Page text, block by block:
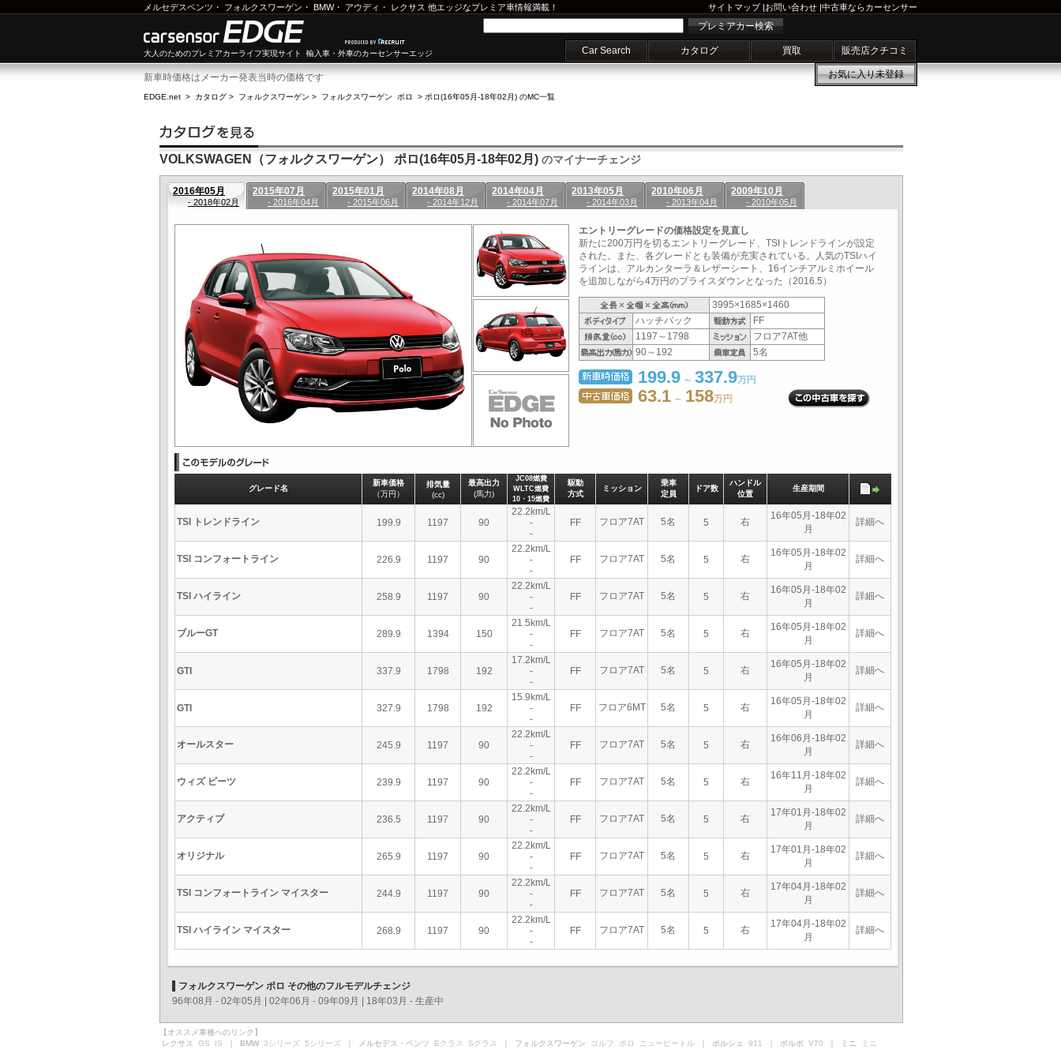
メルセデスベンツ ・ フォルクスワーゲン ・ BMW・ アウディ ・ レクサス 他エッジなプレミア車情報満載！ サイトマップ|お問い合わせ |中古車ならカーセンサー
大人のためのプレミアカーライフ実現サイト 輸入車・外車のカーセンサーエッジ
プレミアカー検索
Car Search カタログ 買取 販売店クチコミ
お気に入り未登録
新車時価格はメーカー発表当時の価格です
EDGE.net > カタログ > フォルクスワーゲン > フォルクスワーゲン ポロ > ポロ(16年05月-18年02月) のMC一覧
VOLKSWAGEN（フォルクスワーゲン） ポロ(16年05月-18年02月) のマイナーチェンジ
2016年05月
- 2018年02月
2015年07月
- 2016年04月
2015年01月
- 2015年06月
2014年08月
- 2014年12月
2014年04月
- 2014年07月
2013年05月
- 2014年03月
2010年06月
- 2013年04月
2009年10月
- 2010年05月
エントリーグレードの価格設定を見直し
新たに200万円を切るエントリーグレード、TSIトレンドラインが設定
された。また、各グレードとも装備が充実されている。人気のTSIハイ
ラインは、アルカンターラ＆レザーシート、16インチアルミホイール
を追加しながら4万円のプライスダウンとなった（2016.5）
3995×1685×1460
ハッチバック
FF
1197～1798
フロア7AT他
90～192
5名
199.9 ～ 337.9万円
63.1 ～ 158万円
グレード名
新車価格
（万円）
排気量
(cc)
最高出力
(馬力)
JC08燃費
WLTC燃費
10・15燃費
駆動
方式
ミッション
乗車
定員
ドア数
ハンドル
位置
生産期間
TSI トレンドライン 199.9 1197 90
22.2km/L
-
-
FF フロア7AT 5名 5 右
16年05月-18年02
月
詳細へ
TSI コンフォートライン 226.9 1197 90
22.2km/L
-
-
FF フロア7AT 5名 5 右
16年05月-18年02
月
詳細へ
TSI ハイライン 258.9 1197 90
22.2km/L
-
-
FF フロア7AT 5名 5 右
16年05月-18年02
月
詳細へ
ブルーGT 289.9 1394 150
21.5km/L
-
-
FF フロア7AT 5名 5 右
16年05月-18年02
月
詳細へ
GTI 337.9 1798 192
17.2km/L
-
-
FF フロア7AT 5名 5 右
16年05月-18年02
月
詳細へ
GTI 327.9 1798 192
15.9km/L
-
-
FF フロア6MT 5名 5 右
16年05月-18年02
月
詳細へ
オールスター 245.9 1197 90
22.2km/L
-
-
FF フロア7AT 5名 5 右
16年06月-18年02
月
詳細へ
ウィズ ビーツ 239.9 1197 90
22.2km/L
-
-
FF フロア7AT 5名 5 右
16年11月-18年02
月
詳細へ
アクティブ 236.5 1197 90
22.2km/L
-
-
FF フロア7AT 5名 5 右
17年01月-18年02
月
詳細へ
オリジナル 265.9 1197 90
22.2km/L
-
-
FF フロア7AT 5名 5 右
17年01月-18年02
月
詳細へ
TSI コンフォートライン マイスター 244.9 1197 90
22.2km/L
-
-
FF フロア7AT 5名 5 右
17年04月-18年02
月
詳細へ
TSI ハイライン マイスター 268.9 1197 90
22.2km/L
-
-
FF フロア7AT 5名 5 右
17年04月-18年02
月
詳細へ
フォルクスワーゲン ポロ その他のフルモデルチェンジ
96年08月 - 02年05月
02年06月 - 09年09月 18年03月 - 生産中
【オススメ車種へのリンク】
レクサス GS IS ｜ BMW 3シリーズ 5シリーズ ｜ メルセデス・ベンツ Eクラス Sクラス ｜ フォルクスワーゲン ゴルフ ポロ ニュービートル ｜ ポルシェ 911 ｜ ボルボ V70 ｜ ミニ ミニ